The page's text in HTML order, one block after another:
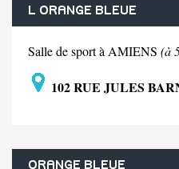
L ORANGE BLEUE
Salle de sport à AMIENS (à
102 RUE JULES
ORANGE BLEUE